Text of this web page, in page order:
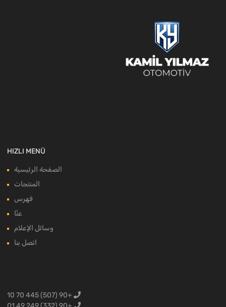
HIZLI MENÜ
الصفحة الرئيسية
المنتجات
فهرس
عنّا
وسائل الإعلام
اتصل بنا
+90 (507) 445 70 10